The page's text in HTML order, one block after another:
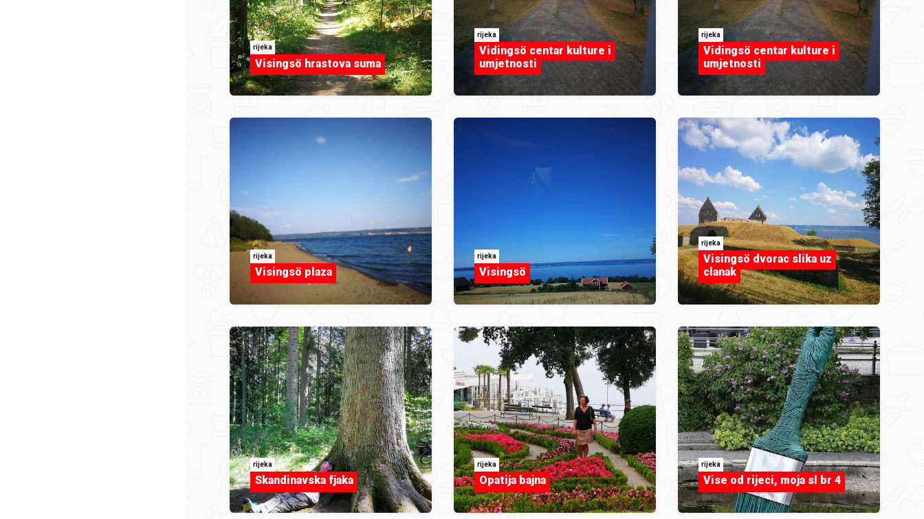
rijeka
Visingsö hrastova suma
rijeka
Vidingsö centar kulture i
umjetnosti
rijeka
Vidingsö centar kulture i
umjetnosti
rijeka
Visingsö plaza
rijeka
Visingsö
rijeka
Visingsö dvorac slika uz
clanak
rijeka
Skandinavska fjaka
rijeka
Opatija bajna
rijeka
Vise od rijeci, moja sl br 4